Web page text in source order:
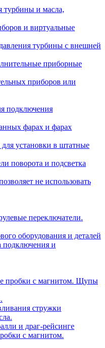
турбины и масла,
и виртуальные
турбины с внешней
приборные
приборов или
подключения
фарах и фарах
установки в штатные
поворота и подсветка
не использовать
переключатели.
оборудования и деталей
подключения и
пробки с магнитом. Щупы
стружки
и драг-рейсинге
с магнитом.